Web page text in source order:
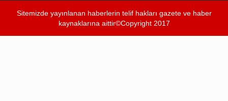
Sitemizde yayınlanan haberlerin telif hakları gazete ve haber
kaynaklarına aittir©Copyright 2017